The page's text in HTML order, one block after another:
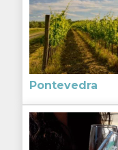
Pontevedra